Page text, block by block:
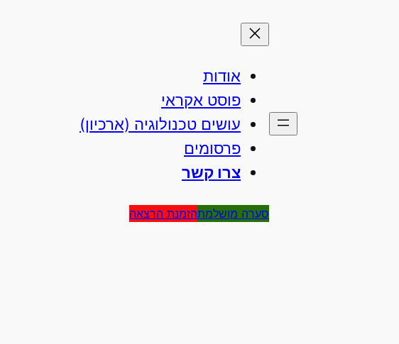
אודות
פוסט אקראי
עושים טכנולוגיה (ארכיון)
פרסומים
צרו קשר
סערה מושלמתהזמנת הרצאה